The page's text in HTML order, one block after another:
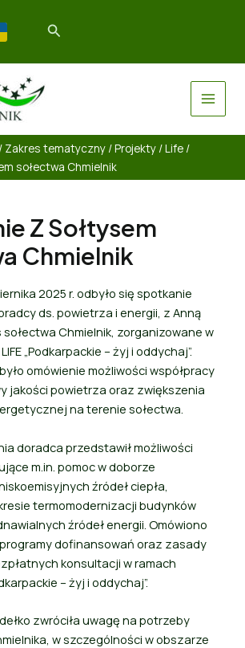
/ Zakres tematyczny /Projekty /Life /
sołectwa Chmielnik
Z Sołtysem
Chmielnik
2025 r. odbyło się spotkanie
ds. powietrza i energii, z Anną
sołectwa Chmielnik, zorganizowane w
„Podkarpackie – żyj i oddychaj”.
omówienie możliwości współpracy
jakości powietrza oraz zwiększenia
na terenie sołectwa.
doradca przedstawił możliwości
m.in. pomoc w doborze
źródeł ciepła,
termomodernizacji budynków
źródeł energii. Omówiono
dofinansowań oraz zasady
konsultacji w ramach
– żyj i oddychaj”.
zwróciła uwagę na potrzeby
w szczególności w obszarze